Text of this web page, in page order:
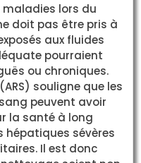
maladies lors du
doit pas être pris à
aux fluides
pourraient
ou chroniques.
souligne que les
peuvent avoir
la santé à long
hépatiques sévères
Il est donc